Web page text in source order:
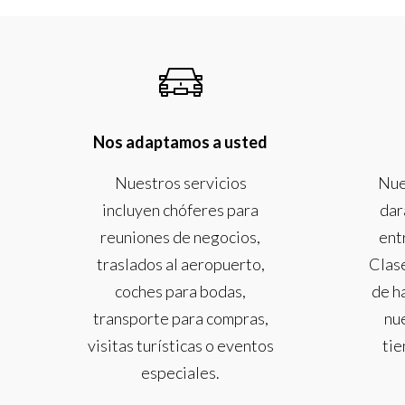
Nos adaptamos a usted
Nuestros servicios
incluyen chóferes para
reuniones de negocios,
traslados al aeropuerto,
coches para bodas,
transporte para compras,
visitas turísticas o eventos
especiales.
de